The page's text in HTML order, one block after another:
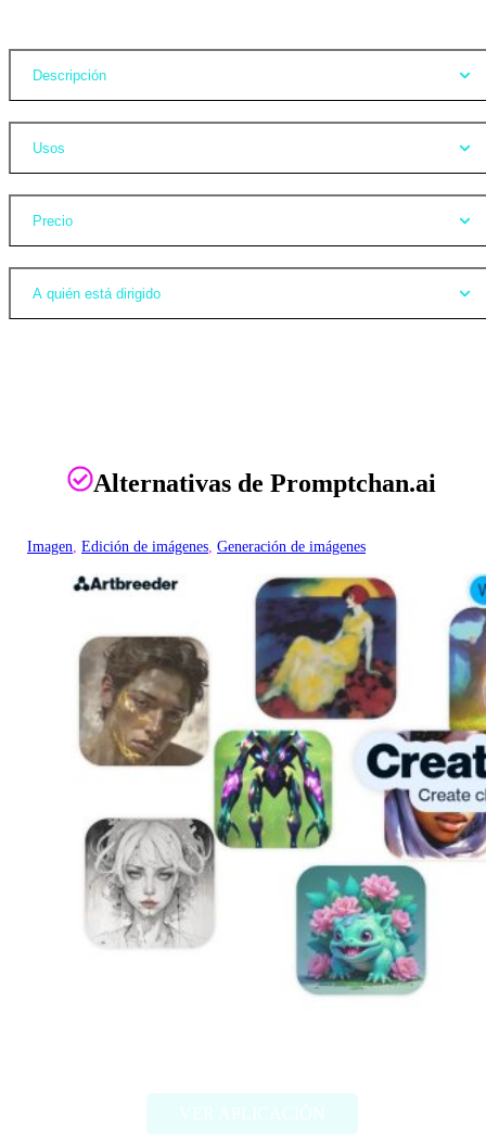
Descripción
Usos
Precio
A quién está dirigido
Alternativas de Promptchan.ai
Imagen, Edición de imágenes, Generación de imágenes